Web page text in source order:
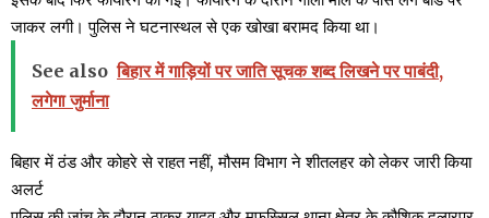
जाकर लगी। पुलिस ने घटनास्थल से एक खोखा बरामद किया था।
See also बिहार में गाड़ियों पर जाति सूचक शब्द लिखने पर पाबंदी,
लगेगा जुर्माना
बिहार में ठंड और कोहरे से राहत नहीं, मौसम विभाग ने शीतलहर को लेकर जारी किया
अलर्ट